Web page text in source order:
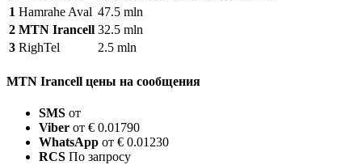
1 Hamrahe Aval 47.5 mln
2 MTN Irancell 32.5 mln
3 RighTel 2.5 mln
MTN Irancell цены на сообщения
SMS от
Viber от € 0.01790
WhatsApp от € 0.01230
RCS По запросу